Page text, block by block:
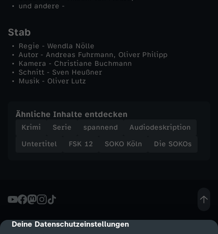
cmp-dialog-description
Deine Datenschutzeinstellungen
und andere -
Stab
Regie - Wendla Nölle
Autor - Andreas Fuhrmann, Oliver Philipp
Kamera - Christiane Buchmann
Schnitt - Sven Heußner
Musik - Oliver Lutz
Ähnliche Inhalte entdecken
Krimi Serie spannend
Audiodeskription
Untertitel
FSK 12 SOKO Köln Die SOKOs